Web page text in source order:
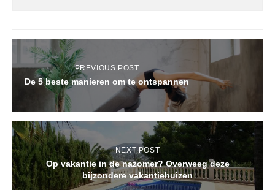
PREVIOUS POST
De 5 beste manieren om te ontspannen
NEXT POST
Op vakantie in de nazomer? Overweeg deze
bijzondere vakantiehuizen